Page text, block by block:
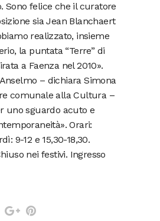
Sono felice che il curatore
sia Jean Blanchaert
realizzato, insieme
la puntata “Terre” di
a Faenza nel 2010».
– dichiara Simona
comunale alla Cultura –
uno sguardo acuto e
Orari:
9-12 e 15,30-18,30.
nei festivi. Ingresso